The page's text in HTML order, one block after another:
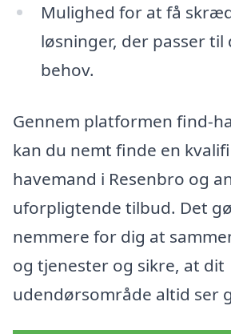
Mulighed for at få
løsninger, der passer til
behov.
Gennem platformen find-
kan du nemt finde en
havemand i Resenbro og
uforpligtende tilbud. Det
nemmere for dig at
og tjenester og sikre, at dit
udendørsområde altid ser